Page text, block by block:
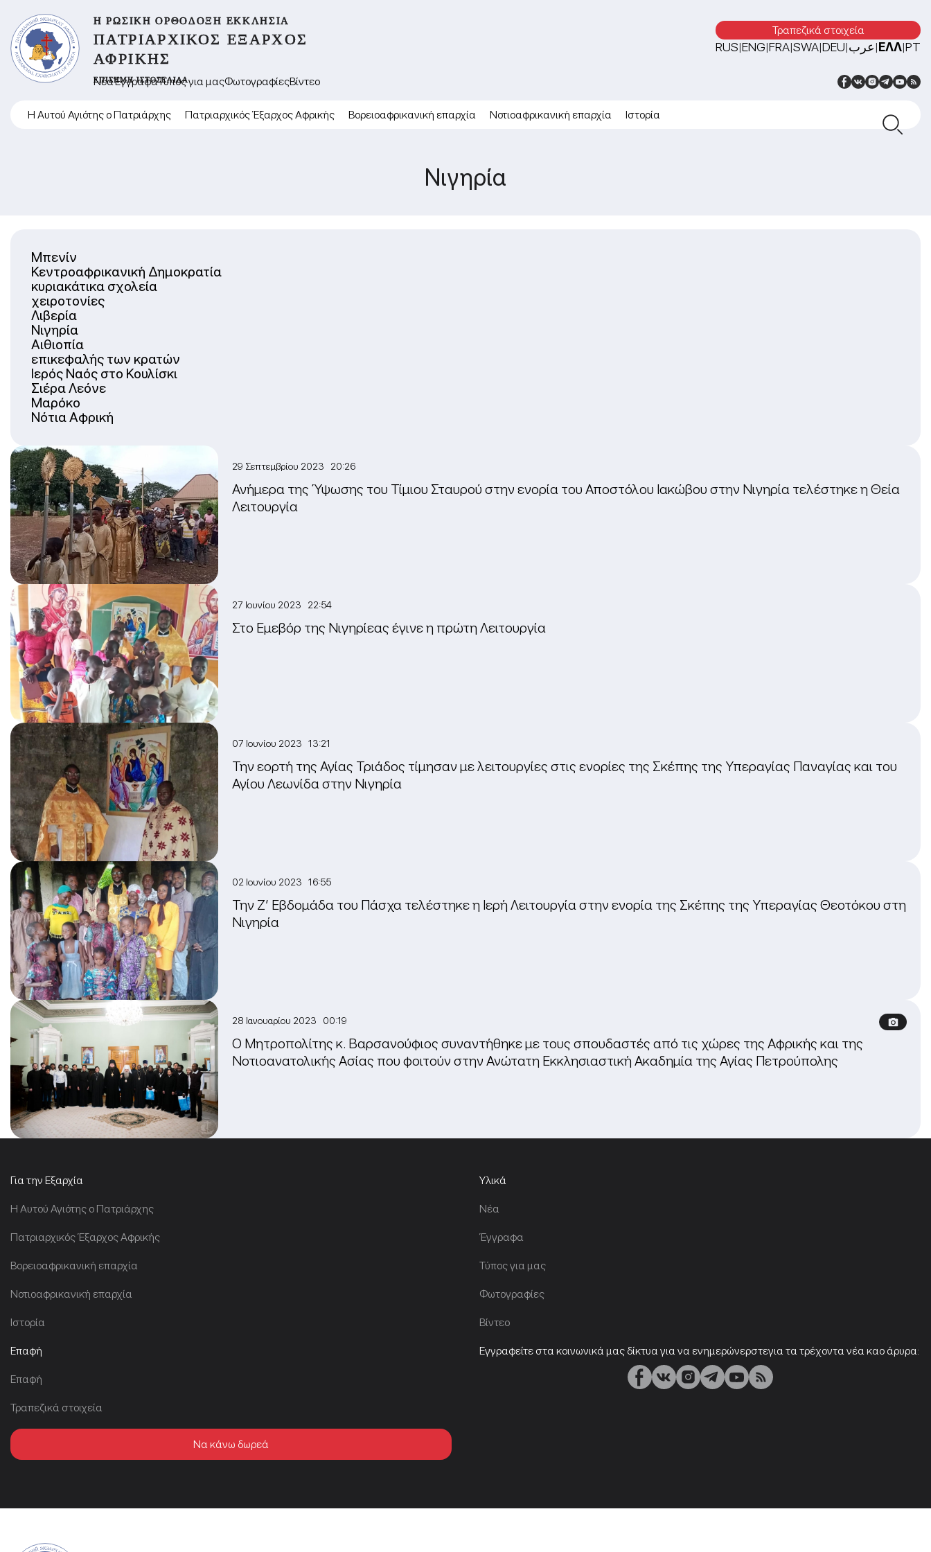
Η ΡΩΣΙΚΉ ΟΡΘΌΔΟΞΗ ΕΚΚΛΗΣΊΑ
ΠΑΤΡΙΑΡΧΙΚΌΣ ΈΞΑΡΧΟΣ
ΑΦΡΙΚΉΣ
ΕΠΊΣΗΜΗ ΙΣΤΟΣΕΛΊΔΑ
Τραπεζικά στοιχεία
RUS|ENG|FRA|SWA|DEU|عرب|ΕΛΛ|PT
ΝέαΈγγραφαΤύπος για μαςΦωτογραφίεςΒίντεο
Η Αυτού Αγιότης ο Πατριάρχης Πατριαρχικός Έξαρχος Αφρικής Βορειοαφρικανική επαρχία Νοτιοαφρικανική επαρχία Ιστορία
Νιγηρία
Μπενίν
Κεντροαφρικανική Δημοκρατία
κυριακάτικα σχολεία
χειροτονίες
Λιβερία
Νιγηρία
Αιθιοπία
επικεφαλής των κρατών
Ιερός Ναός στο Κουλίσκι
Σιέρα Λεόνε
Μαρόκο
Νότια Αφρική
29 Σεπτεμβρίου 2023 20:26
Ανήμερα της Ύψωσης του Τίμιου Σταυρού στην ενορία του Αποστόλου Ιακώβου στην Νιγηρία τελέστηκε η Θεία
Λειτουργία
27 Ιουνίου 2023 22:54
Στο Εμεβόρ της Νιγηρίεας έγινε η πρώτη Λειτουργία
07 Ιουνίου 2023 13:21
Την εορτή της Αγίας Τριάδος τίμησαν με λειτουργίες στις ενορίες της Σκέπης της Υπεραγίας Παναγίας και του
Αγίου Λεωνίδα στην Νιγηρία
02 Ιουνίου 2023 16:55
Την Ζ’ Εβδομάδα του Πάσχα τελέστηκε η Ιερή Λειτουργία στην ενορία της Σκέπης της Υπεραγίας Θεοτόκου στη
Νιγηρία
28 Ιανουαρίου 2023 00:19
Ο Μητροπολίτης κ. Βαρσανούφιος συναντήθηκε με τους σπουδαστές από τις χώρες της Αφρικής και της
Νοτιοανατολικής Ασίας που φοιτούν στην Ανώτατη Εκκλησιαστική Ακαδημία της Αγίας Πετρούπολης
Για την Εξαρχία
Η Αυτού Αγιότης ο Πατριάρχης
Πατριαρχικός Έξαρχος Αφρικής
Βορειοαφρικανική επαρχία
Νοτιοαφρικανική επαρχία
Ιστορία
Υλικά
Νέα
Έγγραφα
Τύπος για μας
Φωτογραφίες
Βίντεο
Επαφή
Επαφή
Τραπεζικά στοιχεία
Να κάνω δωρεά
Εγγραφείτε στα κοινωνικά μας δίκτυα για να ενημερώνερστεγια τα τρέχοντα νέα καο άρυρα: